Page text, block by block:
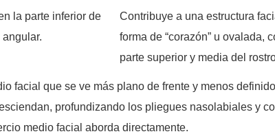
la parte inferior de
angular.
Contribuye a una estructura
forma de “corazón” u ovalada,
parte superior y media del
facial que se ve más plano de frente y menos
profundizando los pliegues nasolabiales y
medio facial aborda directamente.